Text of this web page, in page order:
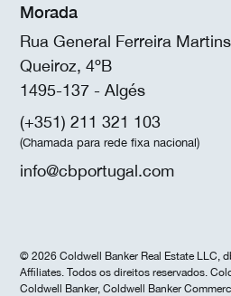
Morada
Rua General Ferreira
Queiroz, 4ºB
1495-137 - Algés
(+351) 211 321 103
(Chamada para rede fixa nacional)
info@cbportugal.com
© 2026 Coldwell Banker Real Estate LLC,
Affiliates. Todos os direitos reservados.
Coldwell Banker, Coldwell Banker